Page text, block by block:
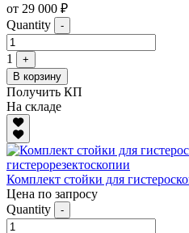
от 29 000 ₽
Quantity
-
1
+
В корзину
Получить КП
На складе
Комплект стойки для
Цена по запросу
Quantity
-